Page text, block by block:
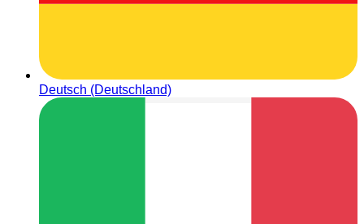
Deutsch (Deutschland)